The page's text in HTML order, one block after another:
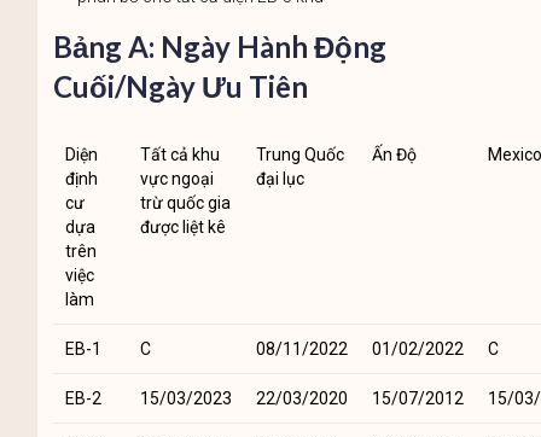
Bảng A: Ngày Hành Động
Cuối/Ngày Ưu Tiên
Diện
định
cư
dựa
trên
việc
làm
Tất cả khu
vực ngoại
trừ quốc gia
được liệt kê
Trung Quốc
đại lục
Ấn Độ Mexico
EB-1 C 08/11/2022 01/02/2022 C
EB-2 15/03/2023 22/03/2020 15/07/2012 15/